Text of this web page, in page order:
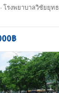
โรงพยาบาลวิชัยยุทธ
฿